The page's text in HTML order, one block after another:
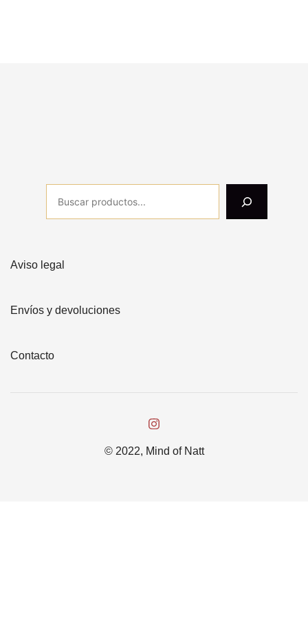
Aviso legal
Envíos y devoluciones
Contacto
© 2022, Mind of Natt